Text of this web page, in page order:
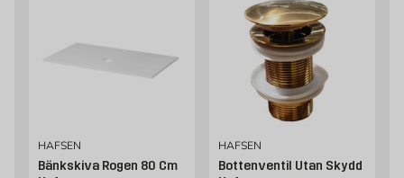
HAFSEN
Bänkskiva Rogen 80 Cm
HAFSEN
Bottenventil Utan Skydd